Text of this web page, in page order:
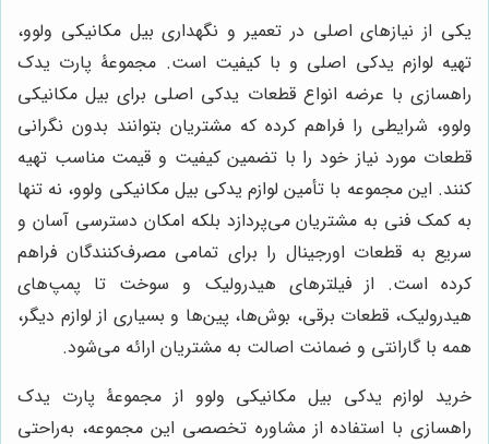
یکی از نیازهای اصلی در تعمیر و نگهداری بیل مکانیکی ولوو،
تهیه لوازم یدکی اصلی و با کیفیت است. مجموعۀ پارت یدک
راهسازی با عرضه انواع قطعات یدکی اصلی برای بیل مکانیکی
ولوو، شرایطی را فراهم کرده که مشتریان بتوانند بدون نگرانی
قطعات مورد نیاز خود را با تضمین کیفیت و قیمت مناسب تهیه
کنند. این مجموعه با تأمین لوازم یدکی بیل مکانیکی ولوو، نه تنها
به کمک فنی به مشتریان می‌پردازد بلکه امکان دسترسی آسان و
سریع به قطعات اورجینال را برای تمامی مصرف‌کنندگان فراهم
کرده است. از فیلترهای هیدرولیک و سوخت تا پمپ‌های
هیدرولیک، قطعات برقی، بوش‌ها، پین‌ها و بسیاری از لوازم دیگر،
همه با گارانتی و ضمانت اصالت به مشتریان ارائه می‌شود.
خرید لوازم یدکی بیل مکانیکی ولوو از مجموعۀ پارت یدک
راهسازی با استفاده از مشاوره تخصصی این مجموعه، به‌راحتی